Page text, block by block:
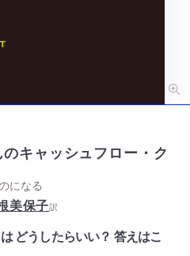
キャッシュフロー・ク
になる
美保子訳
どうしたらいい？ 答えはこ